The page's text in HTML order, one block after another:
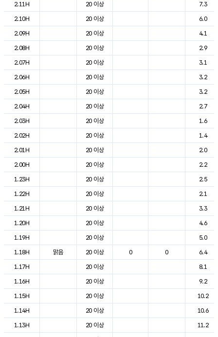
2.11H
20 이상
7.3
2.10H
20 이상
6.0
2.09H
20 이상
4.1
2.08H
20 이상
2.9
2.07H
20 이상
3.1
2.06H
20 이상
3.2
2.05H
20 이상
3.2
2.04H
20 이상
2.7
2.03H
20 이상
1.6
2.02H
20 이상
1.4
2.01H
20 이상
2.0
2.00H
20 이상
2.2
1.23H
20 이상
2.5
1.22H
20 이상
2.1
1.21H
20 이상
3.3
1.20H
20 이상
4.6
1.19H
20 이상
5.0
1.18H
맑음 20 이상 0 0
6.4
1.17H
20 이상
8.1
1.16H
20 이상
9.2
1.15H
20 이상
10.2
1.14H
20 이상
10.6
1.13H
20 이상
11.2